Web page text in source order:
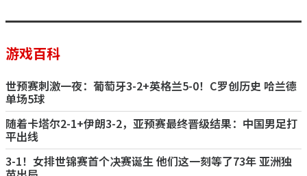
游戏百科
世预赛刺激一夜：葡萄牙3-2+英格兰5-0！C罗创历史 哈兰德
单场5球
随着卡塔尔2-1+伊朗3-2，亚预赛最终晋级结果：中国男足打
平出线
3-1！女排世锦赛首个决赛诞生 他们这一刻等了73年 亚洲独